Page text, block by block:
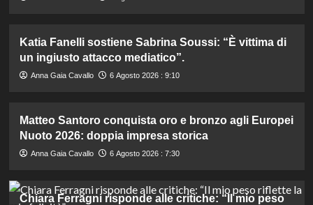
Katia Fanelli sostiene Sabrina Soussi: “È vittima di
un ingiusto attacco mediatico”.
Anna Gaia Cavallo 6 Agosto 2026 : 9:10
Matteo Santoro conquista oro e bronzo agli Europei
Nuoto 2026: doppia impresa storica
Anna Gaia Cavallo 6 Agosto 2026 : 7:30
Chiara Ferragni risponde alle critiche: “Il mio peso